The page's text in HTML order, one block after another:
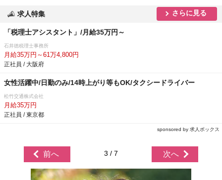
求人特集 さらに見る
「税理士アシスタント」/月給35万円～
石井徳税理士事務所
月給35万円～61万4,800円
正社員 / 大阪府
女性活躍中/日勤のみ/14時上がり等もOK/タクシードライバー
松竹交通株式会社
月給35万円
正社員 / 東京都
sponsored by 求人ボックス
前へ 3 / 7 次へ